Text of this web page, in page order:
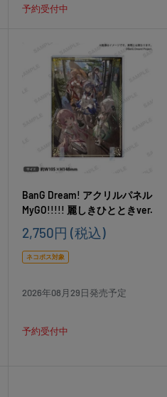
予約受付中
BanG Dream! アクリルパネル
MyGO!!!!! 麗しきひとときver.
販
価
2,750円 (税込)
ネコポス対象
2026年08月29日発売予定
予約受付中